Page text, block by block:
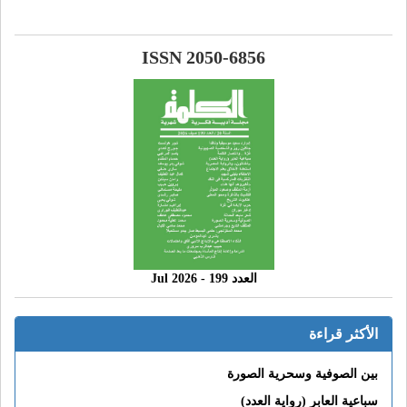
ISSN 2050-6856
العدد 199 - 2026 Jul
الأكثر قراءة
بين الصوفية وسحرية الصورة
سباعية العابر (رواية العدد)